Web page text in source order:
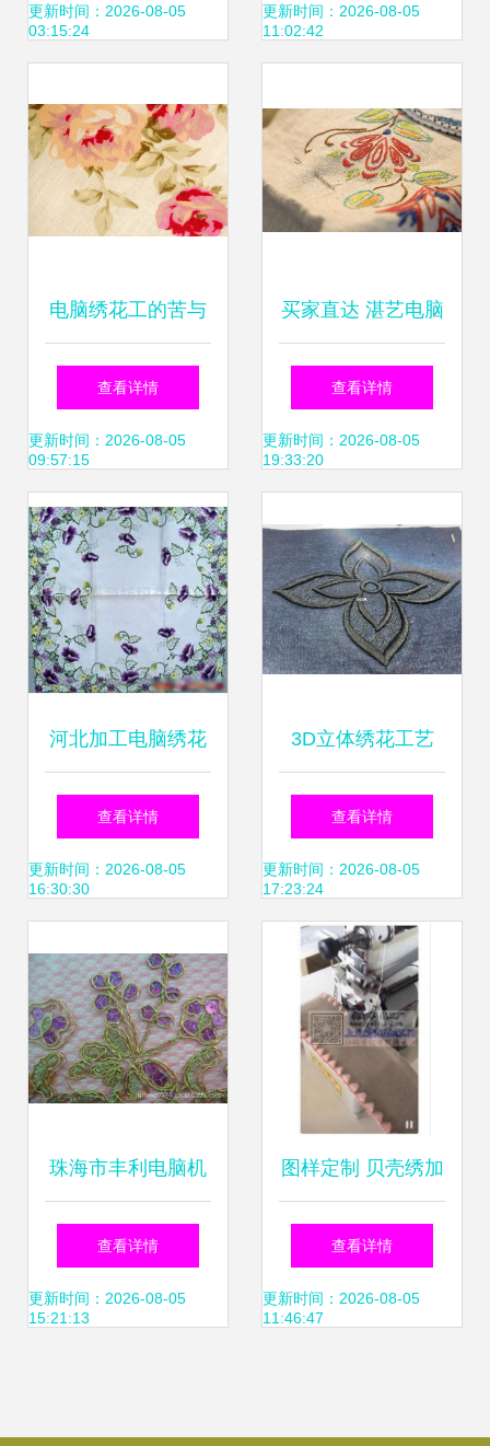
电脑绣花
更新时间：2026-08-05
03:15:24
花边与电脑绣花的
更新时间：2026-08-05
11:02:42
电脑绣花工的苦与
乐 指尖上的艺术与
辛劳
查看详情
更新时间：2026-08-05
09:57:15
买家直达 湛艺电脑
绣花销量飙升75%
的数字化转型之路
查看详情
更新时间：2026-08-05
19:33:20
河北加工电脑绣花
批发、供应与厂家
全览，打造高效产
查看详情
更新时间：2026-08-05
16:30:30
3D立体绣花工艺
兆仔电脑绣花引领
时尚新维度
查看详情
更新时间：2026-08-05
17:23:24
珠海市丰利电脑机
绣 专业加工各类电
脑绣花与珠片绣
查看详情
更新时间：2026-08-05
15:21:13
图样定制 贝壳绣加
工与义乌电脑绣花
外发服务解析
查看详情
更新时间：2026-08-05
11:46:47